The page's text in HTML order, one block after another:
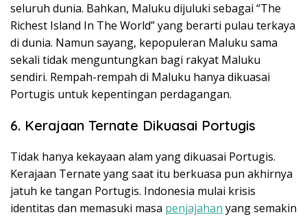
seluruh dunia. Bahkan, Maluku dijuluki sebagai “The
Richest Island In The World” yang berarti pulau terkaya
di dunia. Namun sayang, kepopuleran Maluku sama
sekali tidak menguntungkan bagi rakyat Maluku
sendiri. Rempah-rempah di Maluku hanya dikuasai
Portugis untuk kepentingan perdagangan.
6. Kerajaan Ternate Dikuasai Portugis
Tidak hanya kekayaan alam yang dikuasai Portugis.
Kerajaan Ternate yang saat itu berkuasa pun akhirnya
jatuh ke tangan Portugis. Indonesia mulai krisis
identitas dan memasuki masa penjajahan yang semakin